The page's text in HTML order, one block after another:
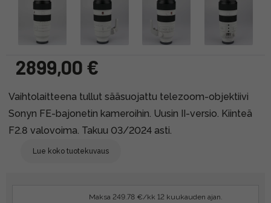
2899,00 €
Vaihtolaitteena tullut sääsuojattu telezoom-objektiivi
Sonyn FE-bajonetin kameroihin. Uusin II-versio. Kiinteä
F2.8 valovoima. Takuu 03/2024 asti.
Lue koko tuotekuvaus
Maksa 249.78 €/kk 12 kuukauden ajan.